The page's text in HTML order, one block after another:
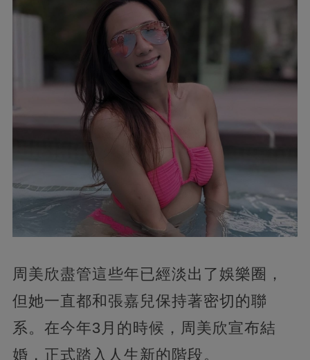
周美欣盡管這些年已經淡出了娛樂圈，
但她一直都和張嘉兒保持著密切的聯
系。在今年3月的時候，周美欣宣布結
婚，正式踏入人生新的階段。